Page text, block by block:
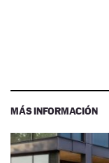
MÁS INFORMACIÓN